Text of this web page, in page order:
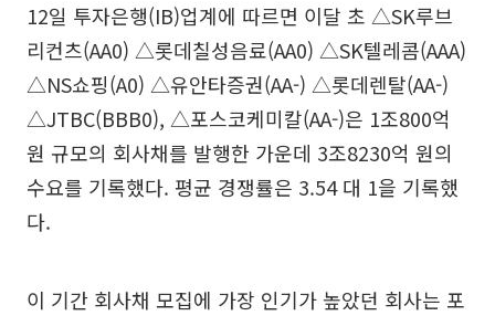
12일 투자은행(IB)업계에 따르면 이달 초 △SK루브
리컨츠(AA0) △롯데칠성음료(AA0) △SK텔레콤(AAA)
△NS쇼핑(A0) △유안타증권(AA-) △롯데렌탈(AA-)
△JTBC(BBB0), △포스코케미칼(AA-)은 1조800억
원 규모의 회사채를 발행한 가운데 3조8230억 원의
수요를 기록했다. 평균 경쟁률은 3.54 대 1을 기록했
다.
이 기간 회사채 모집에 가장 인기가 높았던 회사는 포